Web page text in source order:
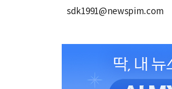
sdk1991@newspim.com